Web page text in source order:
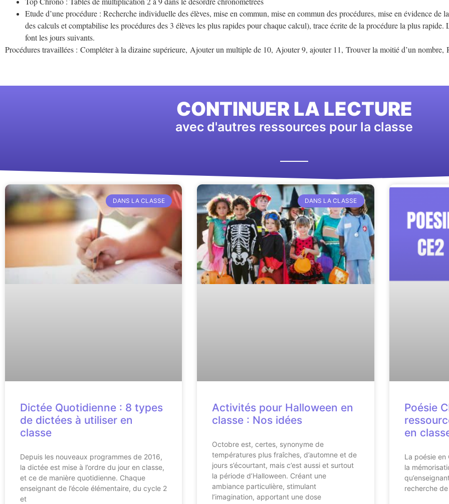
Etude d’une procédure : Recherche individuelle des élèves, mise en commun, mise en commun des procédures, mise en évidence de
des calculs et comptabilise les procédures des 3 élèves les plus rapides pour chaque calcul), trace écrite de la procédure la plus rapide.
font les jours suivants.
Procédures travaillées : Compléter à la dizaine supérieure, Ajouter un multiple de 10, Ajouter 9, ajouter 11, Trouver la moitié d’un
CONTINUER LA LECTURE
avec d'autres ressources pour la classe
DANS LA CLASSE
Dictée Quotidienne : 8 types
de dictées à utiliser en
classe
Depuis les nouveaux programmes de 2016,
la dictée est mise à l’ordre du jour en classe,
et ce de manière quotidienne. Chaque
enseignant de l’école élémentaire, du cycle 2
et
DANS LA CLASSE
Activités pour Halloween en
classe : Nos idées
Octobre est, certes, synonyme de
températures plus fraîches, d’automne et de
jours s’écourtant, mais c’est aussi et surtout
la période d’Halloween. Créant une
ambiance particulière, stimulant
l’imagination, apportant une dose
Poésie
en
La poésie en
la
recherche